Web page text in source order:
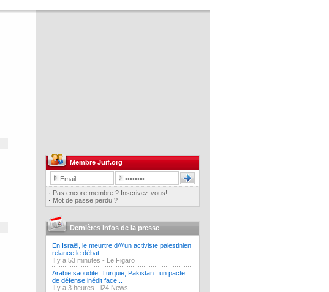
Membre Juif.org
· Pas encore membre ? Inscrivez-vous!
· Mot de passe perdu ?
Dernières infos de la presse
En Israël, le meurtre d\\\'un activiste palestinien
relance le débat...
Il y a 53 minutes - Le Figaro
Arabie saoudite, Turquie, Pakistan : un pacte
de défense inédit face...
Il y a 3 heures - i24 News